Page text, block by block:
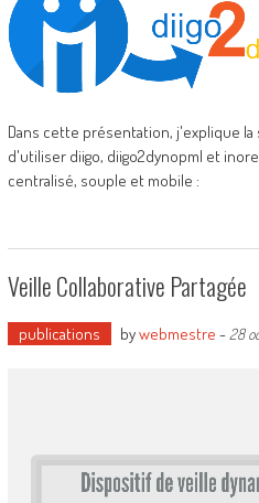
Dans cette présentation, j'explique
d'utiliser diigo, diigo2dynopml et
centralisé, souple et mobile :
Veille Collaborative Partagée
publications bywebmestre - 28